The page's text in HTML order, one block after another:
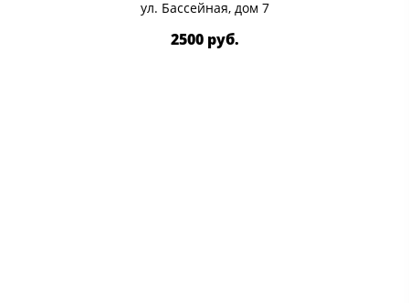
ул. Бассейная, дом 7
2500 руб.